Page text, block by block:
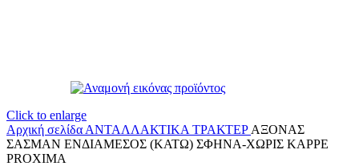
Click to enlarge
Αρχική σελίδα ΑΝΤΑΛΛΑΚΤΙΚΑ ΤΡΑΚΤΕΡ ΑΞΟΝΑΣ
ΣΑΣΜΑΝ ΕΝΔΙΑΜΕΣΟΣ (ΚΑΤΩ) ΣΦΗΝΑ-ΧΩΡΙΣ ΚΑΡΡΕ
PROXIMA